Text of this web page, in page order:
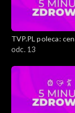
TVP.PL poleca:
ciekawostki
odc. 13